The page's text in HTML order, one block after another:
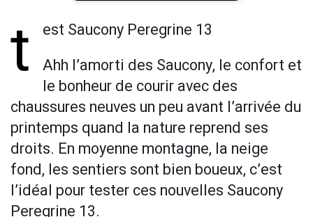
t
est Saucony Peregrine 13
Ahh l’amorti des Saucony, le confort et
le bonheur de courir avec des
chaussures neuves un peu avant l’arrivée du
printemps quand la nature reprend ses
droits. En moyenne montagne, la neige
fond, les sentiers sont bien boueux, c’est
l’idéal pour tester ces nouvelles Saucony
Peregrine 13.